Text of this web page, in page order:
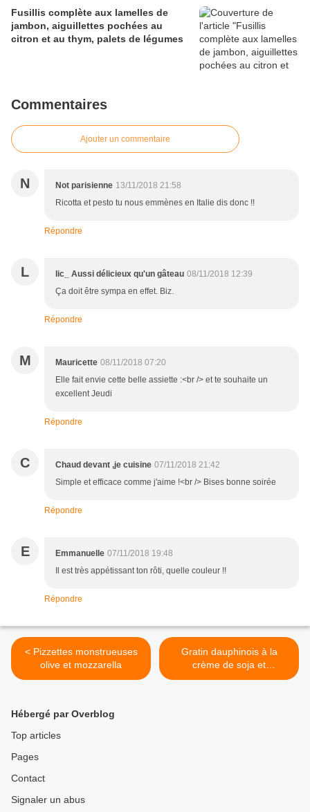
Fusillis complète aux lamelles de
jambon, aiguillettes pochées au
citron et au thym, palets de légumes
Commentaires
Ajouter un commentaire
N Not parisienne 13/11/2018 21:58
Ricotta et pesto tu nous emmènes en Italie dis donc !!
Répondre
L lic_ Aussi délicieux qu'un gâteau 08/11/2018 12:39
Ça doit être sympa en effet. Biz.
Répondre
M Mauricette 08/11/2018 07:20
Elle fait envie cette belle assiette :<br /> et te souhaite un
excellent Jeudi
Répondre
C Chaud devant ,je cuisine 07/11/2018 21:42
Simple et efficace comme j'aime !<br /> Bises bonne soirée
Répondre
E Emmanuelle 07/11/2018 19:48
Il est très appétissant ton rôti, quelle couleur !!
Répondre
< Pizzettes monstrueuses
olive et mozzarella
Gratin dauphinois à la
crème de soja et
abondance >
Hébergé par Overblog
Top articles
Pages
Contact
Signaler un abus